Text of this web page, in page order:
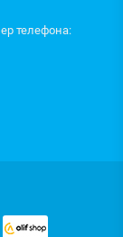
телефона: